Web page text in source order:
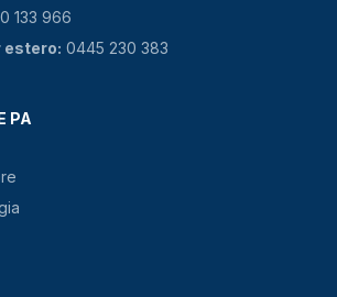
PA
133 966
estero: 0445 230 383